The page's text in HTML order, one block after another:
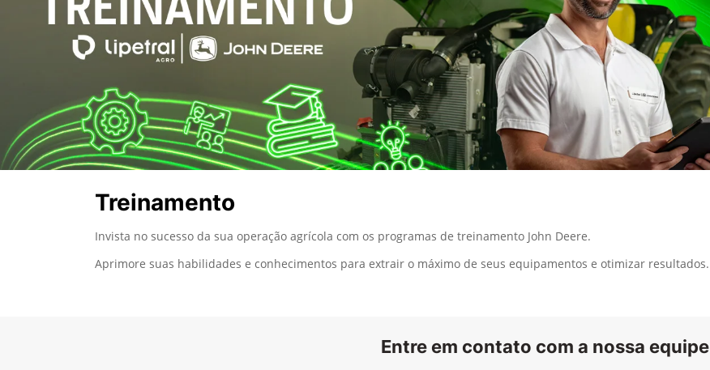
Treinamento
Invista no sucesso da sua operação agrícola com os programas de treinamento John Deere.
Aprimore suas habilidades e conhecimentos para extrair o máximo de seus equipamentos e otimizar resultados.
Entre em contato com a nossa equipe